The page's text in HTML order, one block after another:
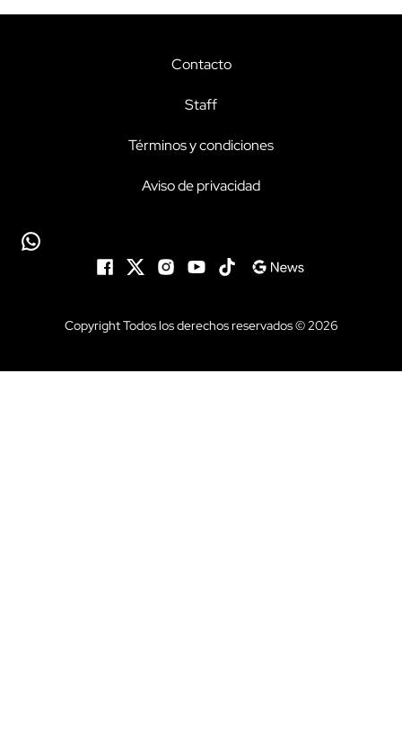
Contacto
Staff
Términos y condiciones
Aviso de privacidad
Copyright Todos los derechos reservados © 2026